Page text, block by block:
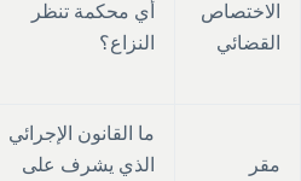
الاختصاص
القضائي
أي محكمة تنظر
النزاع؟
مقر
ما القانون الإجرائي
الذي يشرف على